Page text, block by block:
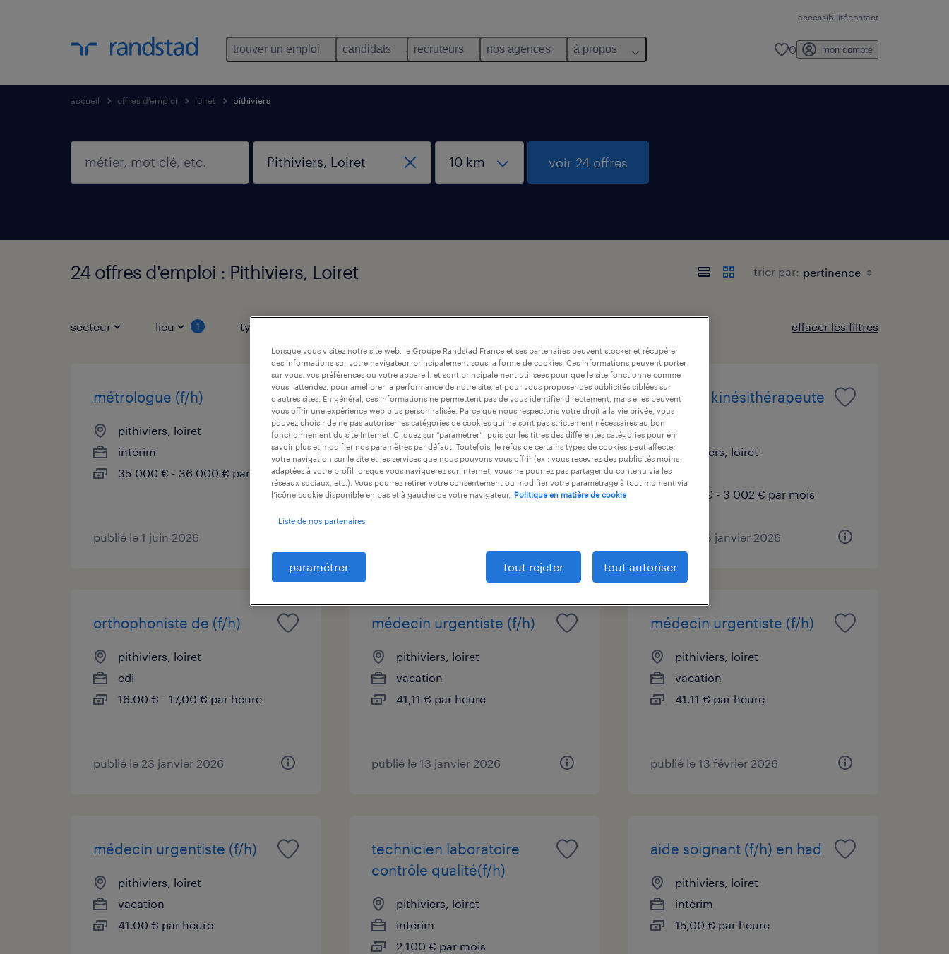
accessibilitécontact
trouver un emploi candidats recruteurs nos agences à propos 0 mon compte
accueil offres d'emploi loiret pithiviers
voir 24 offres
24 offres d'emploi : Pithiviers, Loiret trier par:
secteur lieu 1 type de contrat effacer les filtres
métrologue (f/h)
pithiviers, loiret
intérim
35 000 € - 36 000 € par année
publié le 1 juin 2026
technicien qualité vie série
(f/h)
pithiviers, loiret
intérim
35 000 € - 36 000 € par année
masseur kinésithérapeute
(f/h)
pithiviers, loiret
1 767 € - 3 002 € par mois
publié le 23 janvier 2026
orthophoniste de (f/h)
pithiviers, loiret
cdi
16,00 € - 17,00 € par heure
publié le 23 janvier 2026
médecin urgentiste (f/h)
pithiviers, loiret
vacation
41,11 € par heure
publié le 13 janvier 2026
médecin urgentiste (f/h)
pithiviers, loiret
vacation
41,11 € par heure
publié le 13 février 2026
médecin urgentiste (f/h)
pithiviers, loiret
vacation
41,00 € par heure
technicien laboratoire
contrôle qualité(f/h)
pithiviers, loiret
intérim
2 100 € par mois
aide soignant (f/h) en had
pithiviers, loiret
intérim
15,00 € par heure
Lorsque vous visitez notre site web, le Groupe Randstad France et ses partenaires peuvent stocker et récupérer
des informations sur votre navigateur, principalement sous la forme de cookies. Ces informations peuvent porter
sur vous, vos préférences ou votre appareil, et sont principalement utilisées pour que le site fonctionne comme
vous l’attendez, pour améliorer la performance de notre site, et pour vous proposer des publicités ciblées sur
d’autres sites. En général, ces informations ne permettent pas de vous identifier directement, mais elles peuvent
vous offrir une expérience web plus personnalisée. Parce que nous respectons votre droit à la vie privée, vous
pouvez choisir de ne pas autoriser les catégories de cookies qui ne sont pas strictement nécessaires au bon
fonctionnement du site Internet. Cliquez sur “paramétrer”, puis sur les titres des différentes catégories pour en
savoir plus et modifier nos paramètres par défaut. Toutefois, le refus de certains types de cookies peut affecter
votre navigation sur le site et les services que nous pouvons vous offrir (ex : vous recevrez des publicités moins
adaptées à votre profil lorsque vous naviguerez sur Internet, vous ne pourrez pas partager du contenu via les
réseaux sociaux, etc.). Vous pourrez retirer votre consentement ou modifier votre paramétrage à tout moment via
l’icône cookie disponible en bas et à gauche de votre navigateur.
Politique en matière de cookie
Liste de nos partenaires
paramétrer tout rejeter tout autoriser